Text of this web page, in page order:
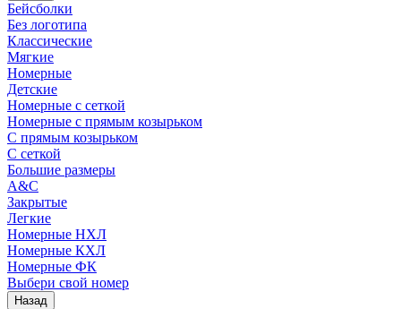
Бейсболки
Без логотипа
Классические
Мягкие
Номерные
Детские
Номерные с сеткой
Номерные с прямым козырьком
С прямым козырьком
С сеткой
Большие размеры
A&C
Закрытые
Легкие
Номерные НХЛ
Номерные КХЛ
Номерные ФК
Выбери свой номер
Назад